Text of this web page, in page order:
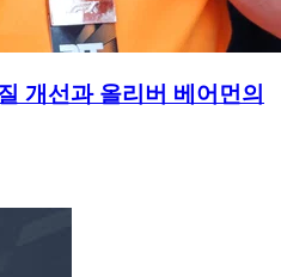
개선과 올리버 베어먼의